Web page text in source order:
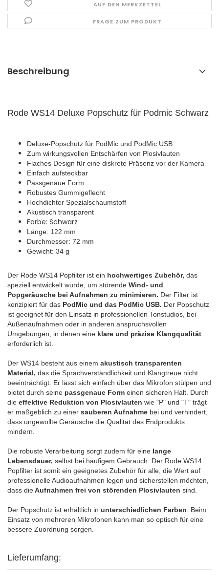
AUF DEN MERKZETTEL
FRAGE ZUM PRODUKT
Beschreibung
Rode WS14 Deluxe Popschutz für Podmic Schwarz
Deluxe-Popschutz für PodMic und PodMic USB
Zum wirkungsvollen Entschärfen von Plosivlauten
Flaches Design für eine diskrete Präsenz vor der Kamera
Einfach aufsteckbar
Passgenaue Form
Robustes Gummigeflecht
Hochdichter Spezialschaumstoff
Akustisch transparent
Farbe: Schwarz
Länge: 122 mm
Durchmesser: 72 mm
Gewicht: 34 g
Der Rode WS14 Popfilter ist ein hochwertiges Zubehör, das
speziell entwickelt wurde, um störende Wind- und
Popgeräusche bei Aufnahmen zu minimieren. Der Filter ist
konzipiert für das PodMic und das PodMic USB. Der Popschutz
ist geeignet für den Einsatz in professionellen Tonstudios, bei
Außenaufnahmen oder in anderen anspruchsvollen
Umgebungen, in denen eine klare und präzise Klangqualität
erforderlich ist.
Der WS14 besteht aus einem akustisch transparenten
Material, das die Sprachverständlichkeit und Klangtreue nicht
beeinträchtigt. Er lässt sich einfach über das Mikrofon stülpen und
bietet durch seine passgenaue Form einen sicheren Halt. Durch
die effektive Reduktion von Plosivlauten wie "P" und "T" trägt
er maßgeblich zu einer sauberen Aufnahme bei und verhindert,
dass ungewollte Geräusche die Qualität des Endprodukts
mindern.
Die robuste Verarbeitung sorgt zudem für eine lange
Lebensdauer, selbst bei häufigem Gebrauch. Der Rode WS14
Popfilter ist somit ein geeignetes Zubehör für alle, die Wert auf
professionelle Audioaufnahmen legen und sicherstellen möchten,
dass dieAufnahmen frei von störenden Plosivlauten sind.
Der Popschutz ist erhältlich in unterschiedlichen Farben . Beim
Einsatz von mehreren Mikrofonen kann man so optisch für eine
bessere Zuordnung sorgen.
Lieferumfang: